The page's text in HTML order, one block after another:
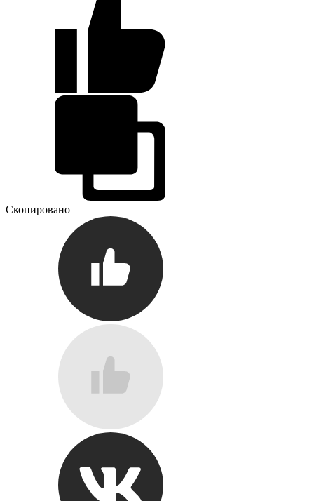
Скопировано